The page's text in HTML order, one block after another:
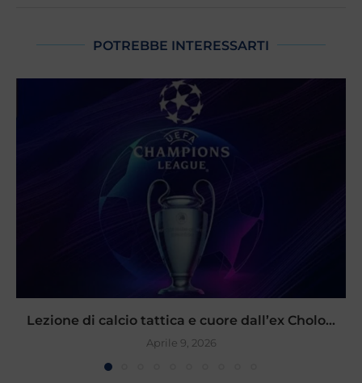
POTREBBE INTERESSARTI
Lezione di calcio tattica e cuore dall’ex Cholo...
Aprile 9, 2026